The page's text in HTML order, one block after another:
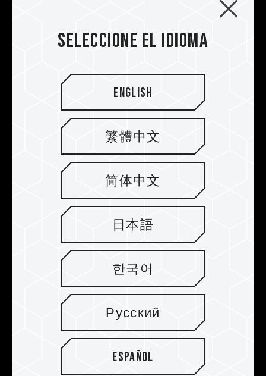
sido sometidos a pruebas bajo condiciones
relacionados con el procesador o la tarjeta
madre, comuníquese con el soporte técnico
conductora. Además, el adhesivo térmico
Chips de circuitos integrados
selectos. Estable y duradero
La memoria DDR4 para videojuegos se fabrica
y selecciona mediante un riguroso proceso de
pruebas para brindar compatibilidad y
estabilidad completas. Esto ofrece a los gamers
Seleccione el idioma
English
繁體中文
简体中文
日本語
한국어
Русский
Español